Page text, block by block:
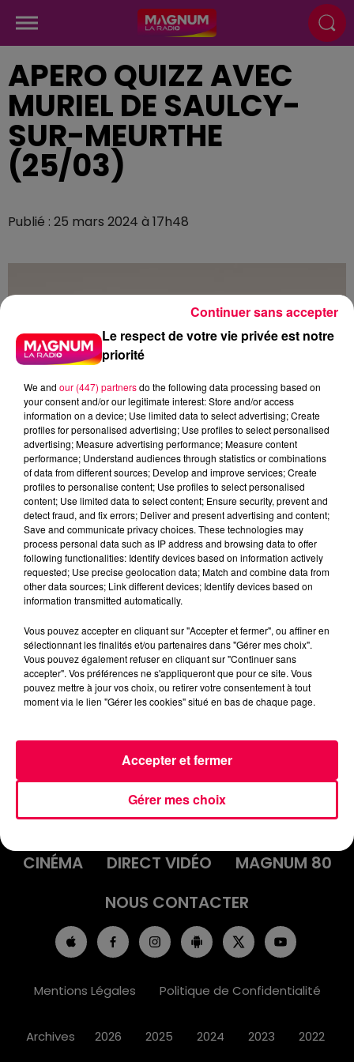
APERO QUIZZ AVEC
MURIEL DE SAULCY-
SUR-MEURTHE
(25/03)
Publié : 25 mars 2024 à 17h48
podcasts/2024/03/20240325-APERO-QUIZZ.mp3
ACCUEIL INFOS
EMISSIONS
AGENDA
JEUX
PODCASTS
CINÉMA
DIRECT VIDÉO
MAGNUM 80
NOUS CONTACTER
Mentions Légales Politique de Confidentialité
Archives 2026 2025 2024 2023 2022
Le respect de votre vie privée est notre
priorité
We and our (447) partnersdo the following data processing based on
your consent and/or our legitimate interest: Store and/or access
information on a device; Use limited data to select advertising; Create
profiles for personalised advertising; Use profiles to select personalised
advertising; Measure advertising performance; Measure content
performance; Understand audiences through statistics or combinations
of data from different sources; Develop and improve services; Create
profiles to personalise content; Use profiles to select personalised
content; Use limited data to select content; Ensure security, prevent and
detect fraud, and fix errors; Deliver and present advertising and content;
Save and communicate privacy choices. These technologies may
process personal data such as IP address and browsing data to offer
following functionalities: Identify devices based on information actively
requested; Use precise geolocation data; Match and combine data from
other data sources; Link different devices; Identify devices based on
information transmitted automatically.
Vous pouvez accepter en cliquant sur "Accepter et fermer", ou affiner en
sélectionnant les finalités et/ou partenaires dans "Gérer mes choix".
Vous pouvez également refuser en cliquant sur "Continuer sans
accepter". Vos préférences ne s'appliqueront que pour ce site. Vous
pouvez mettre à jour vos choix, ou retirer votre consentement à tout
moment via le lien "Gérer les cookies" situé en bas de chaque page.
Gérer mes choix
Accepter et fermer
Continuer sans accepter